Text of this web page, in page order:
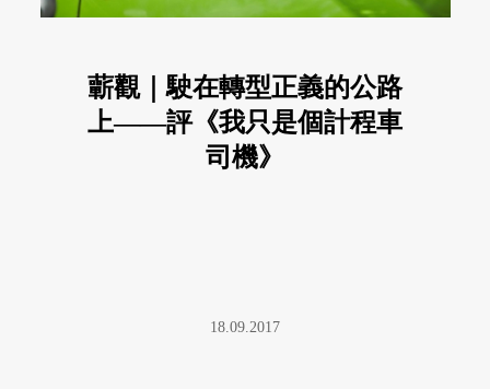
蘄觀｜駛在轉型正義的公路
上——評《我只是個計程車
司機》
18.09.2017